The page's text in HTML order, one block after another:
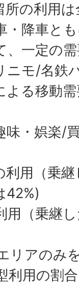
所の利用
・降車と
、一定の
ニモ/名鉄
よる移動
味・娯楽/
利用（乗
42%)
用（乗継
リアのみ
利用の割